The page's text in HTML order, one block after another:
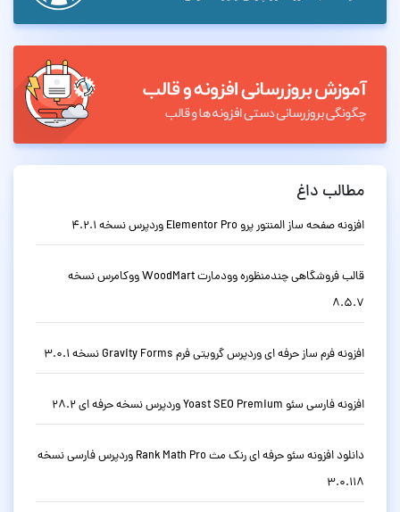
مطالب داغ
افزونه صفحه ساز المنتور پرو Elementor Pro وردپرس نسخه 4.2.1
قالب فروشگاهی چندمنظوره وودمارت WoodMart ووکامرس نسخه
8.5.7
افزونه فرم ساز حرفه ای وردپرس گرویتی فرم Gravity Forms نسخه 3.0.1
افزونه فارسی سئو Yoast SEO Premium وردپرس نسخه حرفه ای 28.2
دانلود افزونه سئو حرفه ای رنک مث Rank Math Pro وردپرس فارسی نسخه
3.0.118